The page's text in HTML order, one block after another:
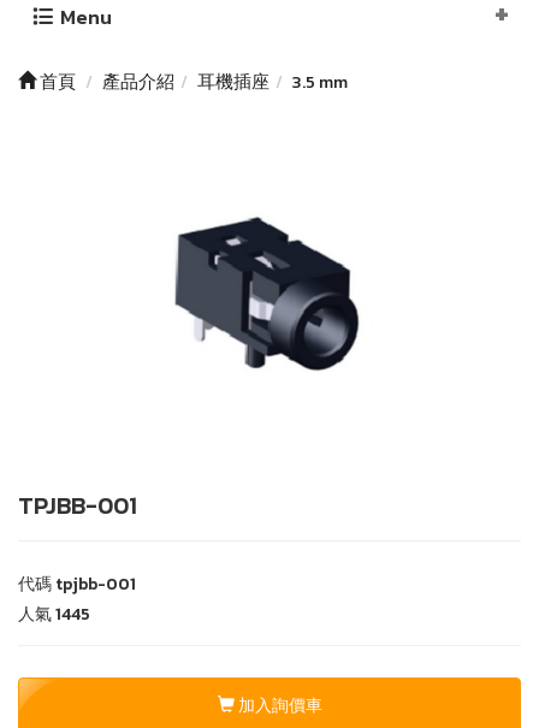
Menu
首頁 產品介紹 耳機插座 3.5 mm
TPJBB-001
代碼tpjbb-001
人氣1445
加入詢價車